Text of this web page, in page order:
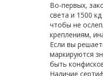
Во-первых,
света и 1500
чтобы не
креплениям,
Если вы
маркируются
быть
Наличие